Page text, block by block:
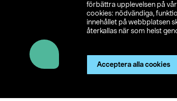
förbättra upplevelsen på
cookies: nödvändiga,
innehållet på webbplatsen
återkallas när som helst
Acceptera alla cookies